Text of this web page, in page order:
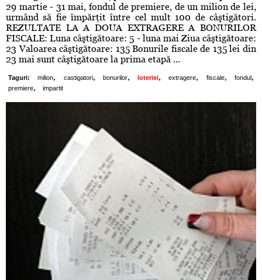
29 martie - 31 mai, fondul de premiere, de un milion de lei,
urmând să fie împărţit între cel mult 100 de câştigători.
REZULTATE LA A DOUA EXTRAGERE A BONURILOR
FISCALE: Luna câştigătoare: 5 - luna mai Ziua câştigătoare:
23 Valoarea câştigătoare: 135 Bonurile fiscale de 135 lei din
23 mai sunt câştigătoare la prima etapă ...
Taguri: milion, castigatori, bonurilor, loteriei, extragere, fiscale, fondul ,
premiere, impartit